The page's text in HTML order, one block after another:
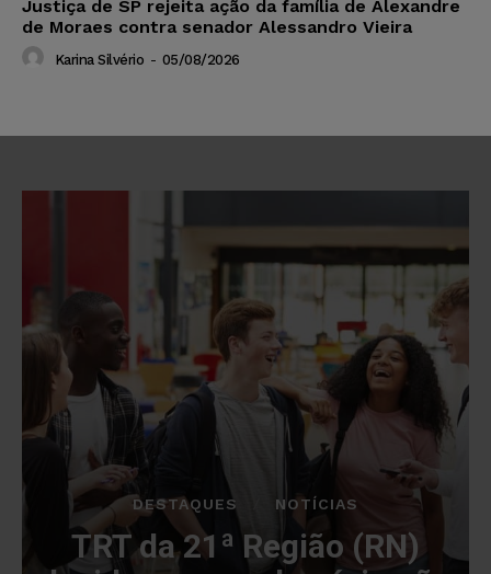
Justiça de SP rejeita ação da família de Alexandre
de Moraes contra senador Alessandro Vieira
Karina Silvério - 05/08/2026